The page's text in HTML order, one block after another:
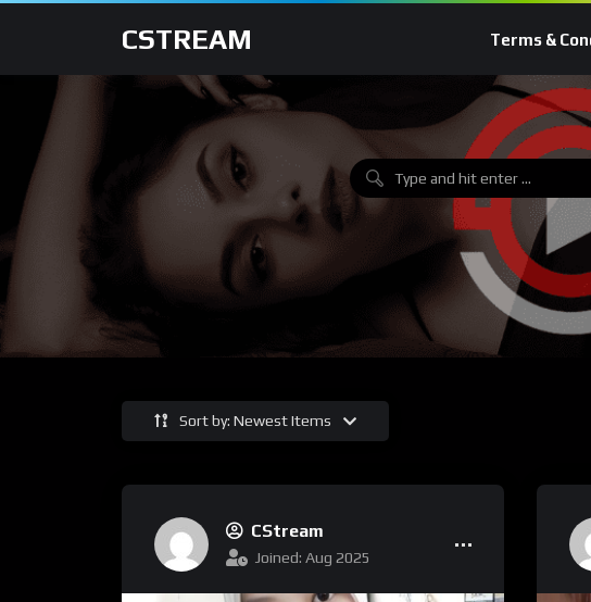
CSTREAM Terms &
Sort by: Newest Items
CStream
Joined: Aug 2025